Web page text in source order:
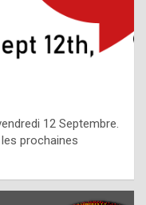
12 Septembre.
prochaines